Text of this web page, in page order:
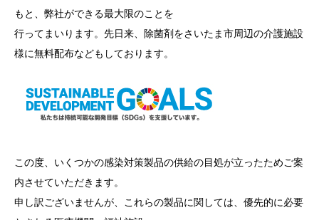
もと、弊社ができる最大限のことを
行ってまいります。先日来、除菌剤をさいたま市周辺の介護施設
様に無料配布などもしております。
この度、いくつかの感染対策製品の供給の目処が立ったためご案
内させていただきます。
申し訳ございませんが、これらの製品に関しては、優先的に必要